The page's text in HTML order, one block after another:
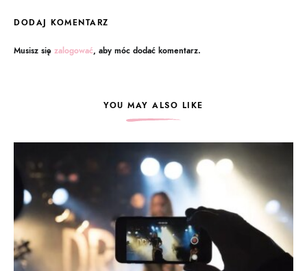
DODAJ KOMENTARZ
Musisz się zalogować, aby móc dodać komentarz.
YOU MAY ALSO LIKE